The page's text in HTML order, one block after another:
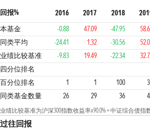
回报% 2016 2017 2018
本基金
-0.88 47.09 -47.95
同类平均
-24.41 1.32 -30.56
业绩比较基准
-9.83 19.49 -22.34
四分位排名
1 1 4 2
百分位排名 1 1 100
同类基金数量
26 29 36
业绩比较基准为沪深300指数收益率x90.0% + 中证综合债指
过往回报